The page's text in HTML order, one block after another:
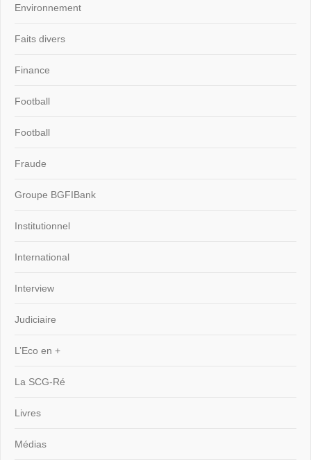
Environnement
Faits divers
Finance
Football
Football
Fraude
Groupe BGFIBank
Institutionnel
International
Interview
Judiciaire
L’Eco en +
La SCG-Ré
Livres
Médias